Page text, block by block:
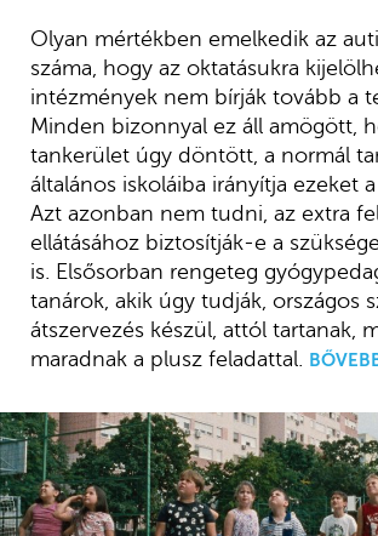
Olyan mértékben emelkedik az
száma, hogy az oktatásukra
intézmények nem bírják tovább a
Minden bizonnyal ez áll amögött,
tankerület úgy döntött, a normál
általános iskoláiba irányítja ezeket
Azt azonban nem tudni, az extra
ellátásához biztosítják-e a
is. Elsősorban rengeteg
tanárok, akik úgy tudják, országos
átszervezés készül, attól tartanak,
maradnak a plusz feladattal.